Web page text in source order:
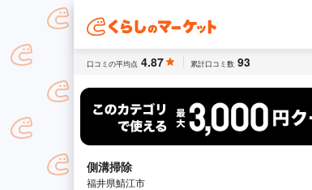
口コミの平均点 4.87 累計口コミ数 93
側溝掃除
福井県鯖江市